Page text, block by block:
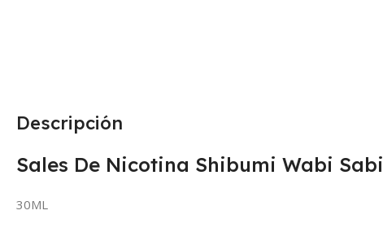
Descripción
Sales De Nicotina Shibumi Wabi Sabi
30ML